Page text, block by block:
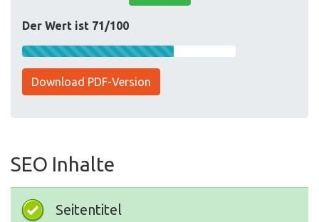
Der Wert ist 71/100
Download PDF-Version
SEO Inhalte
Seitentitel